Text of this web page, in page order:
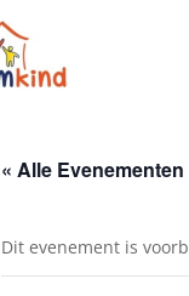
« Alle Evenementen
Dit evenement is